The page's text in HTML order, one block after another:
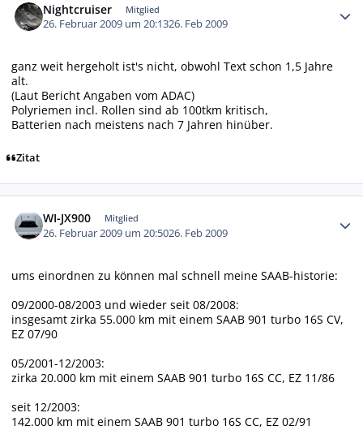
Nightcruiser Mitglied
26. Februar 2009 um 20:1326. Feb 2009
ganz weit hergeholt ist's nicht, obwohl Text schon 1,5 Jahre
alt.
(Laut Bericht Angaben vom ADAC)
Polyriemen incl. Rollen sind ab 100tkm kritisch,
Batterien nach meistens nach 7 Jahren hinüber.
Zitat
WI-JX900 Mitglied
26. Februar 2009 um 20:5026. Feb 2009
ums einordnen zu können mal schnell meine SAAB-historie:
09/2000-08/2003 und wieder seit 08/2008:
insgesamt zirka 55.000 km mit einem SAAB 901 turbo 16S CV,
EZ 07/90
05/2001-12/2003:
zirka 20.000 km mit einem SAAB 901 turbo 16S CC, EZ 11/86
seit 12/2003:
142.000 km mit einem SAAB 901 turbo 16S CC, EZ 02/91